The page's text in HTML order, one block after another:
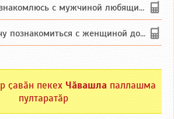
с мужчиной любящим танцевать и петь на родном чувашском языке
с женщиной до 55 лет чувашской или русской национальности дл...
ҫавӑн пекех Чӑвашла паллашма
пултаратӑр